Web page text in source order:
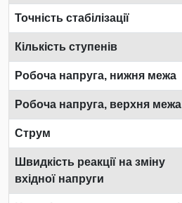
Точність стабілізації
Кількість ступенів
Робоча напруга, нижня межа
Робоча напруга, верхня межа
Струм
Швидкість реакції на зміну
вхідної напруги